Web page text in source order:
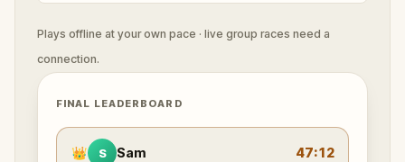
Plays offline at your own pace · live group races need a
connection.
FINAL LEADERBOARD
👑 S Sam 47:12